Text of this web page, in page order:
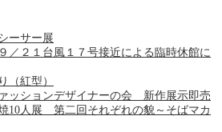
ーサー展
／２１台風１７号接近による臨時休館に
（紅型）
ッションデザイナーの会 新作展示即売
10人展 第二回それぞれの貌～そばマカ